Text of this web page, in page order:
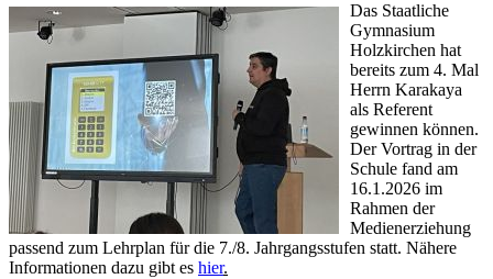
Das Staatliche
Gymnasium
Holzkirchen hat
bereits zum 4. Mal
Herrn Karakaya
als Referent
gewinnen können.
Der Vortrag in der
Schule fand am
16.1.2026 im
Rahmen der
Medienerziehung
passend zum Lehrplan für die 7./8. Jahrgangsstufen statt. Nähere
Informationen dazu gibt es hier.